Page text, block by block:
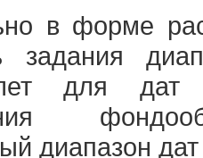
в форме
задания
для
диапазон